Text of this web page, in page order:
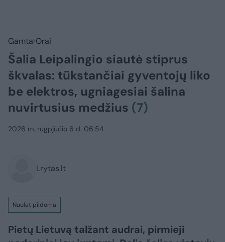
Gamta Orai
Šalia Leipalingio siautė stiprus
škvalas: tūkstančiai gyventojų liko
be elektros, ugniagesiai šalina
nuvirtusius medžius (7)
2026 m. rugpjūčio 6 d. 06:54
Lrytas.lt
Nuolat pildoma
Pietų Lietuvą talžant audrai, pirmieji